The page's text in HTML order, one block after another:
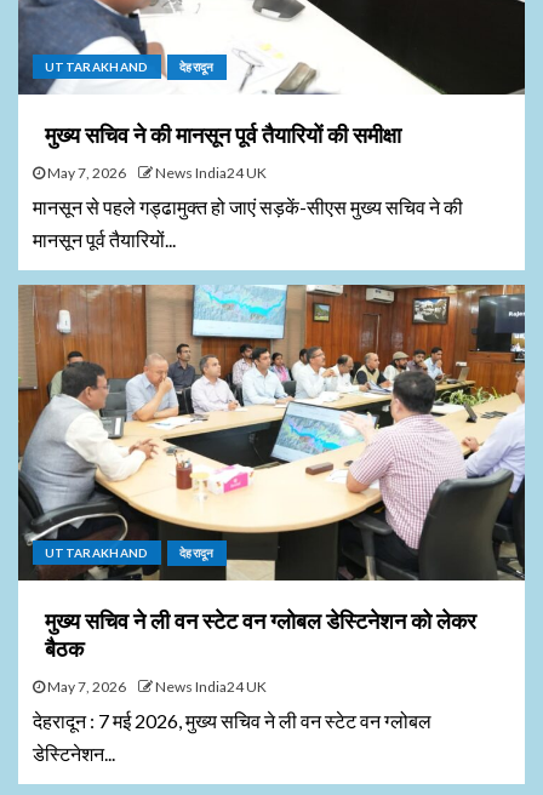
UTTARAKHAND देहरादून
मुख्य सचिव ने की मानसून पूर्व तैयारियों की समीक्षा
May 7, 2026 News India24 UK
मानसून से पहले गड्ढामुक्त हो जाएं सड़कें-सीएस मुख्य सचिव ने की
मानसून पूर्व तैयारियों...
UTTARAKHAND देहरादून
मुख्य सचिव ने ली वन स्टेट वन ग्लोबल डेस्टिनेशन को लेकर
बैठक
May 7, 2026 News India24 UK
देहरादून : 7 मई 2026, मुख्य सचिव ने ली वन स्टेट वन ग्लोबल
डेस्टिनेशन...